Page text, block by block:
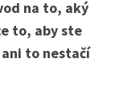
na to, aký
to, aby ste
to nestačí